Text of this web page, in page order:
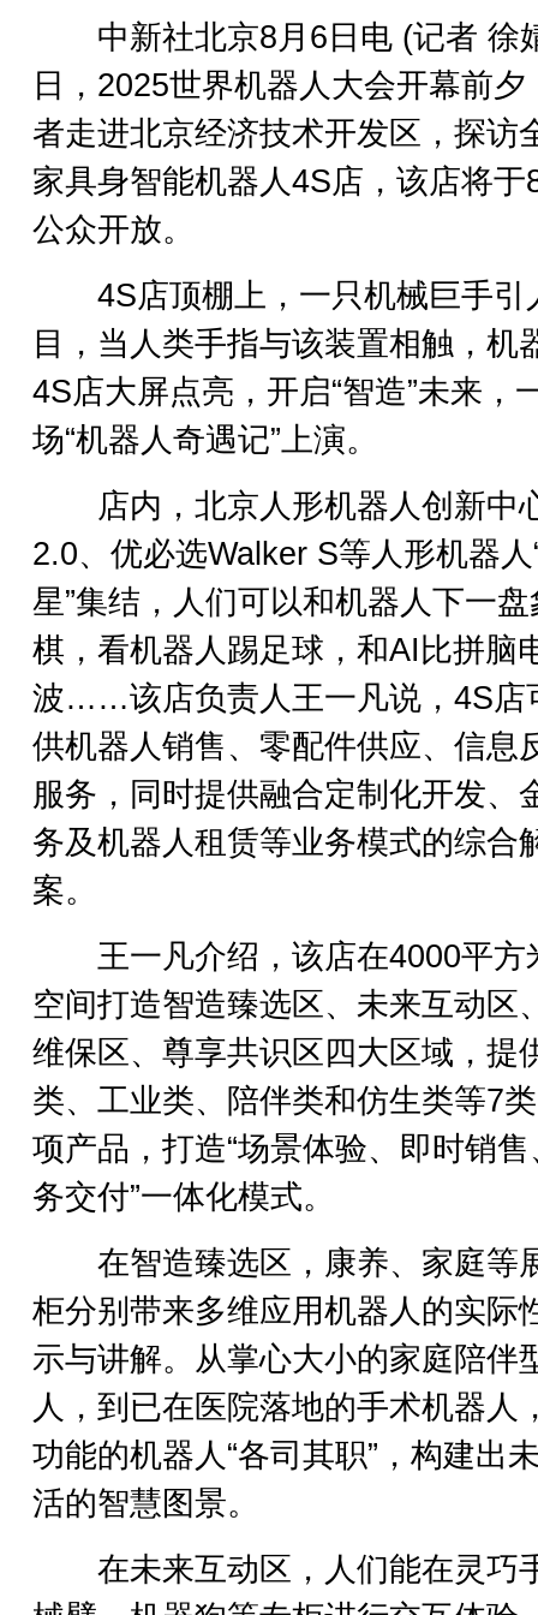
中新社北京8月6日电 (记者 徐
日，2025世界机器人大会开幕前夕
者走进北京经济技术开发区，探访
家具身智能机器人4S店，该店将于
公众开放。
4S店顶棚上，一只机械巨手引
目，当人类手指与该装置相触，机
4S店大屏点亮，开启“智造”未来，
场“机器人奇遇记”上演。
店内，北京人形机器人创新中
2.0、优必选Walker S等人形机器人
星”集结，人们可以和机器人下一盘
棋，看机器人踢足球，和AI比拼脑
波……该店负责人王一凡说，4S店
供机器人销售、零配件供应、信息
服务，同时提供融合定制化开发、
务及机器人租赁等业务模式的综合
案。
王一凡介绍，该店在4000平方
空间打造智造臻选区、未来互动区
维保区、尊享共识区四大区域，提
类、工业类、陪伴类和仿生类等7
项产品，打造“场景体验、即时销
务交付”一体化模式。
在智造臻选区，康养、家庭等
柜分别带来多维应用机器人的实际
示与讲解。从掌心大小的家庭陪伴
人，到已在医院落地的手术机器人
功能的机器人“各司其职”，构建出
活的智慧图景。
在未来互动区，人们能在灵巧